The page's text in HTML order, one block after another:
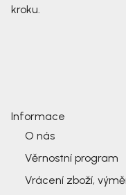
kroku.
Informace
O nás
Věrnostní program
Vrácení zboží,